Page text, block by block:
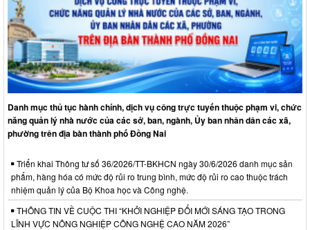
Danh mục thủ tục hành chính, dịch vụ công trực tuyến thuộc phạm vi, chức
năng quản lý nhà nước của các sở, ban, ngành, Ủy ban nhân dân các xã,
phường trên địa bàn thành phố Đồng Nai
Triển khai Thông tư số 36/2026/TT-BKHCN ngày 30/6/2026 danh mục sản
phẩm, hàng hóa có mức độ rủi ro trung bình, mức độ rủi ro cao thuộc trách
nhiệm quản lý của Bộ Khoa học và Công nghệ.
THÔNG TIN VỀ CUỘC THI “KHỞI NGHIỆP ĐỔI MỚI SÁNG TẠO TRONG
LĨNH VỰC NÔNG NGHIỆP CÔNG NGHỆ CAO NĂM 2026”